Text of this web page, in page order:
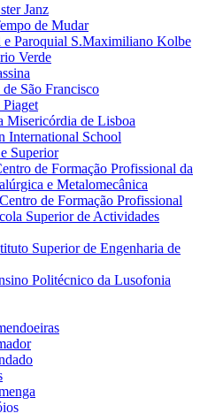
Janz
de Mudar
e Paroquial S.Maximiliano Kolbe
Verde
São Francisco
Misericórdia de Lisboa
International School
Superior
de Formação Profissional da
e Metalomecânica
de Formação Profissional
Superior de Actividades
Superior de Engenharia de
Politécnico da Lusofonia